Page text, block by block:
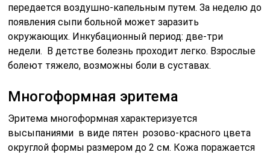
передается воздушно-капельным путем. За неделю до
появления сыпи больной может заразить
окружающих. Инкубационный период: две-три
недели. В детстве болезнь проходит легко. Взрослые
болеют тяжело, возможны боли в суставах.
Многоформная эритема
Эритема многоформная характеризуется
высыпаниями в виде пятен розово-красного цвета
округлой формы размером до 2 см. Кожа поражается